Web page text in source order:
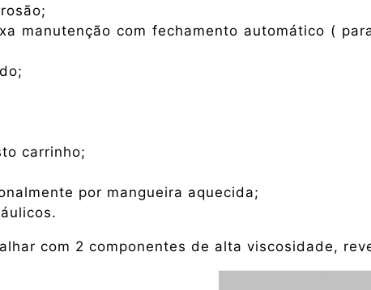
manutenção com fechamento automático (
carrinho;
por mangueira aquecida;
com 2 componentes de alta viscosidade,